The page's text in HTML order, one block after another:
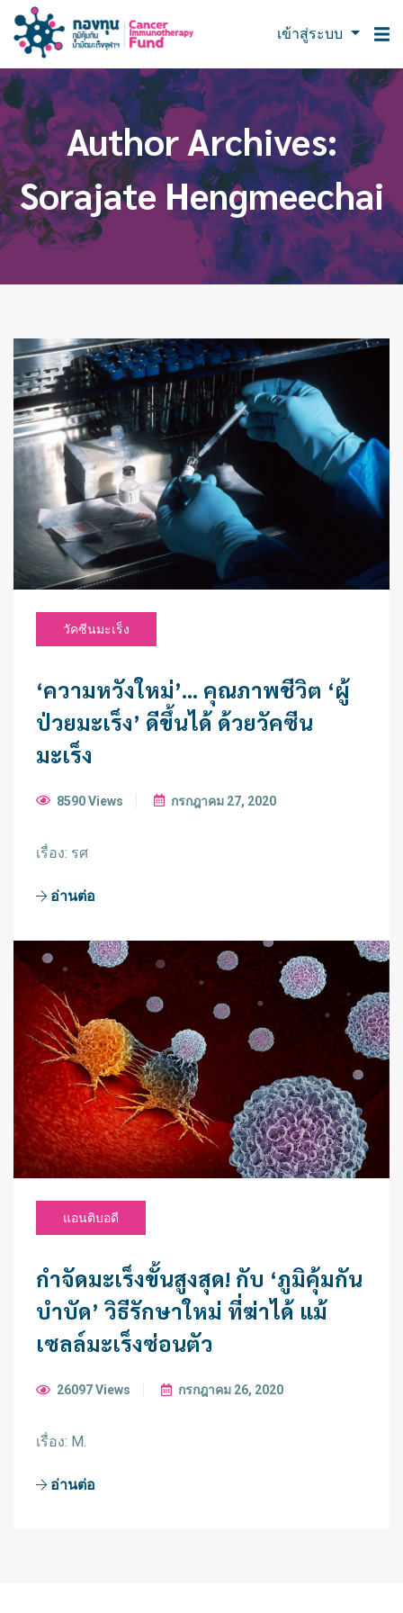
เข้าสู่ระบบ
Author Archives:
Sorajate Hengmeechai
วัคซีนมะเร็ง
‘ความหวังใหม่’… คุณภาพชีวิต ‘ผู้
ป่วยมะเร็ง’ ดีขึ้นได้ ด้วยวัคซีน
มะเร็ง
8590 Views กรกฎาคม 27, 2020
เรื่อง: รศ
อ่านต่อ
แอนติบอดี
กำจัดมะเร็งขั้นสูงสุด! กับ ‘ภูมิคุ้มกัน
บำบัด’ วิธีรักษาใหม่ ที่ฆ่าได้ แม้
เซลล์มะเร็งซ่อนตัว
26097 Views กรกฎาคม 26, 2020
เรื่อง: M.
อ่านต่อ